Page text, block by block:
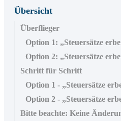
Übersicht
Überflieger
Option 1: „Steuersätze
Option 2: „Steuersätze
Schritt für Schritt
Option 1 - „Steuersätze
Option 2 - „Steuersätze
Bitte beachte: Keine